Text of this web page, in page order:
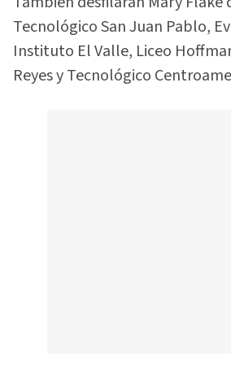
Tecnológico San Juan Pablo,
Instituto El Valle, Liceo
Reyes y Tecnológico